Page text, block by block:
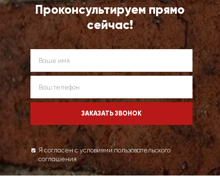
Проконсультируем прямо
сейчас!
Я согласен с условиями пользовательского
соглашения